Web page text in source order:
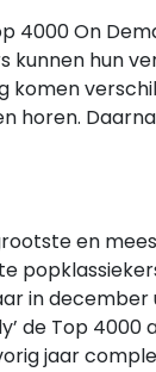
4000 On
kunnen hun
komen
horen.
en
in december
de Top 4000
jaar